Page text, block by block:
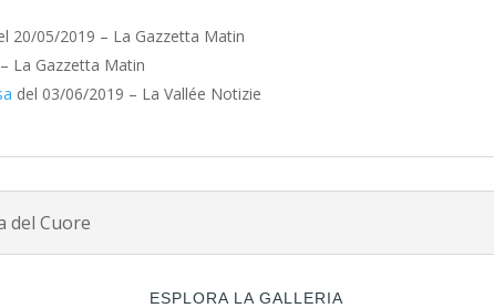
20/05/2019 – La Gazzetta Matin
La Gazzetta Matin
del 03/06/2019 – La Vallée Notizie
del Cuore
ESPLORA LA GALLERIA